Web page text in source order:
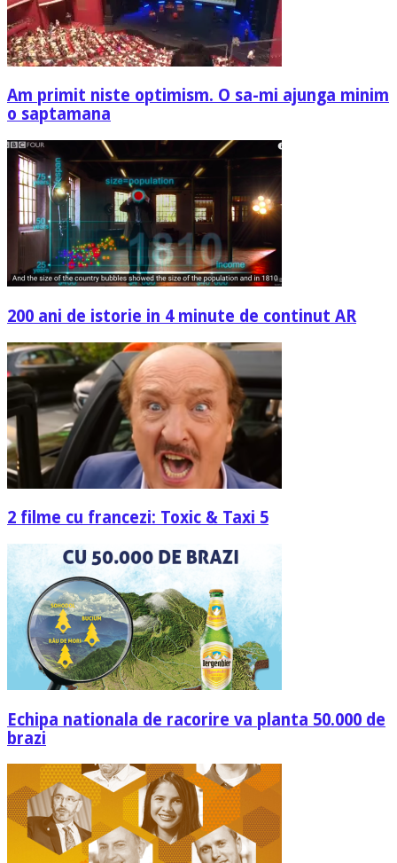
Am primit niste optimism. O sa-mi ajunga minim
o saptamana
200 ani de istorie in 4 minute de continut AR
2 filme cu francezi: Toxic & Taxi 5
Echipa nationala de racorire va planta 50.000 de
brazi